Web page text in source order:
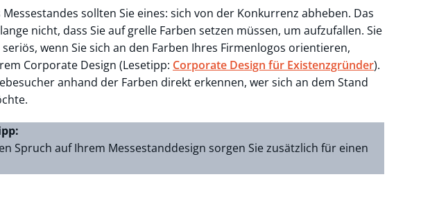
Messestandes sollten Sie eines: sich von der Konkurrenz abheben. Das
nicht, dass Sie auf grelle Farben setzen müssen, um aufzufallen. Sie
wenn Sie sich an den Farben Ihres Firmenlogos orientieren,
Corporate Design (Lesetipp: Corporate Design für Existenzgründer).
anhand der Farben direkt erkennen, wer sich an dem Stand
Spruch auf Ihrem Messestanddesign sorgen Sie zusätzlich für einen